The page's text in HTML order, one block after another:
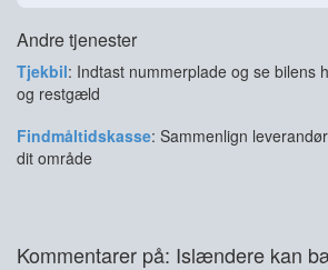
Andre tjenester
Tjekbil: Indtast nummerplade og se bilens
og restgæld
Findmåltidskasse: Sammenlign
dit område
Kommentarer på: Islændere kan